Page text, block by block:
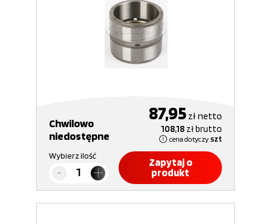
Chwilowo
niedostępne
87,95 złnetto
108,18 złbrutto
cena dotyczy szt
Wybierz ilość
Zapytaj o
produkt